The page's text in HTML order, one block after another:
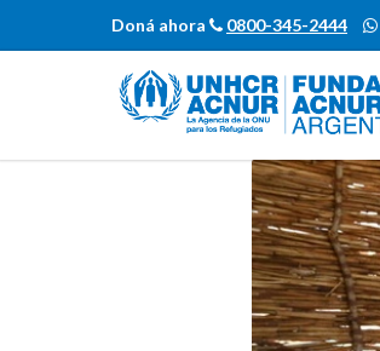
Doná ahora 0800-345-2444